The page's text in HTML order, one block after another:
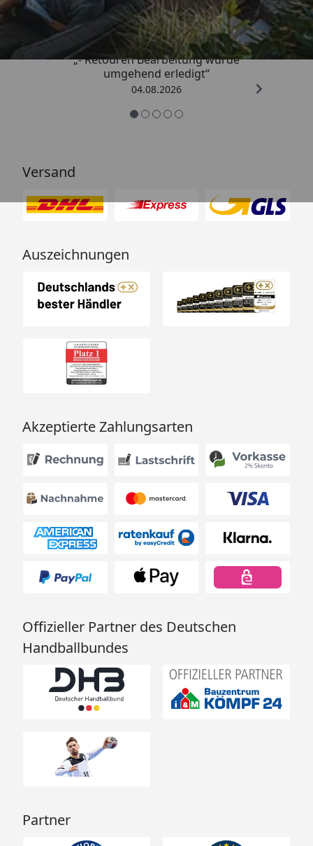
4,81/ 5
„- Retouren Bearbeitung wurde
umgehend erledigt“
04.08.2026
Versand
Auszeichnungen
Akzeptierte Zahlungsarten
Offizieller Partner des Deutschen
Handballbundes
Partner